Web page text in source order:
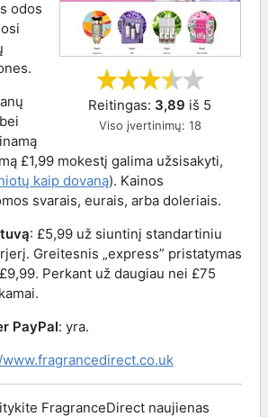
Reitingas: 3,89 iš 5
Viso įvertinimų: 18
odos
£1,99 mokestį galima užsisakyti,
kaip dovaną). Kainos
svarais, eurais, arba doleriais.
: £5,99 už siuntinį standartiniu
Greitesnis „express” pristatymas
Perkant už daugiau nei £75
PayPal: yra.
FragranceDirect naujienas